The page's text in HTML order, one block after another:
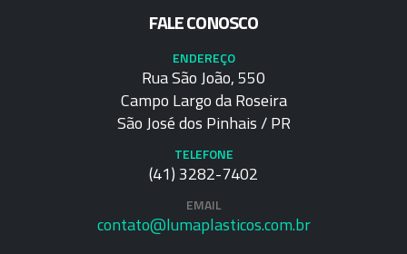
FALE CONOSCO
ENDEREÇO
Rua São João, 550
Campo Largo da Roseira
São José dos Pinhais / PR
TELEFONE
(41) 3282-7402
EMAIL
contato@lumaplasticos.com.br